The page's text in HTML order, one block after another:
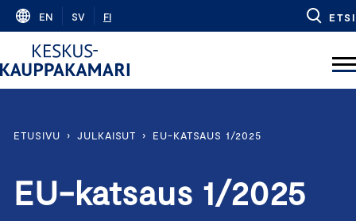
Skip
content
EN SV FI ETSI
ETUSIVU › JULKAISUT › EU-KATSAUS 1/2025
EU-katsaus 1/2025